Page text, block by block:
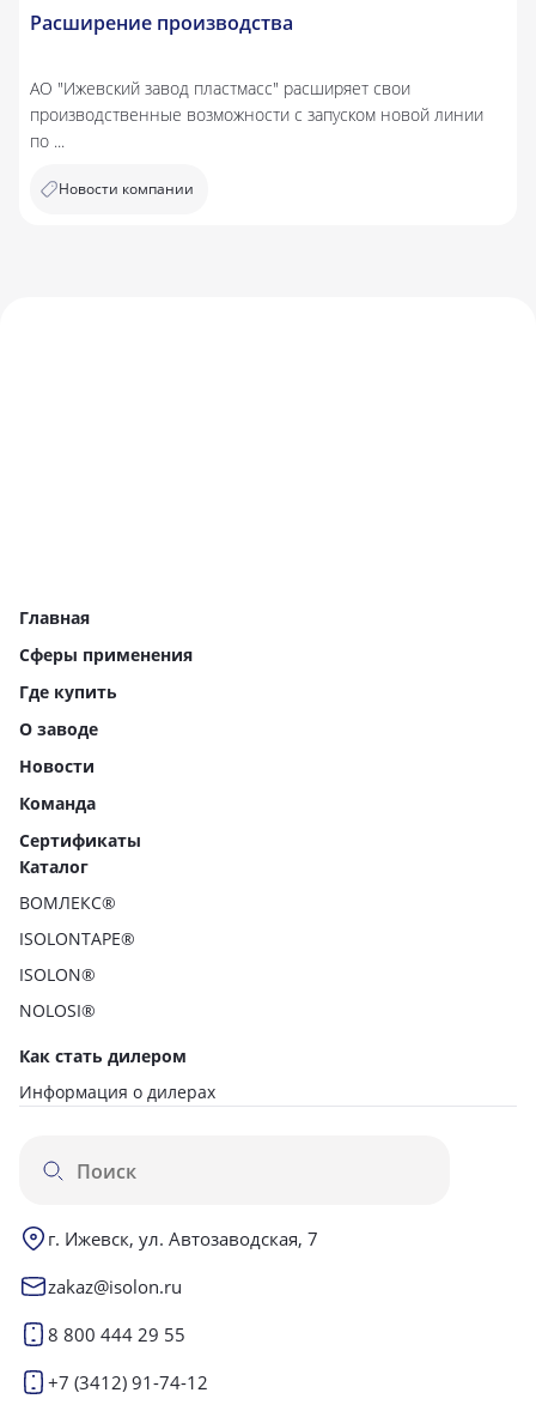
Расширение производства
АО "Ижевский завод пластмасс" расширяет свои
производственные возможности с запуском новой линии
по ...
Новости компании
г. Ижевск, ул. Автозаводская, 7
zakaz@isolon.ru
8 800 444 29 55
+7 (3412) 91-74-12
Главная
Сферы применения
Где купить
О заводе
Новости
Команда
Сертификаты
Каталог
ВОМЛЕКС®
ISOLONTAPE®
ISOLON®
NOLOSI®
Как стать дилером
Информация о дилерах